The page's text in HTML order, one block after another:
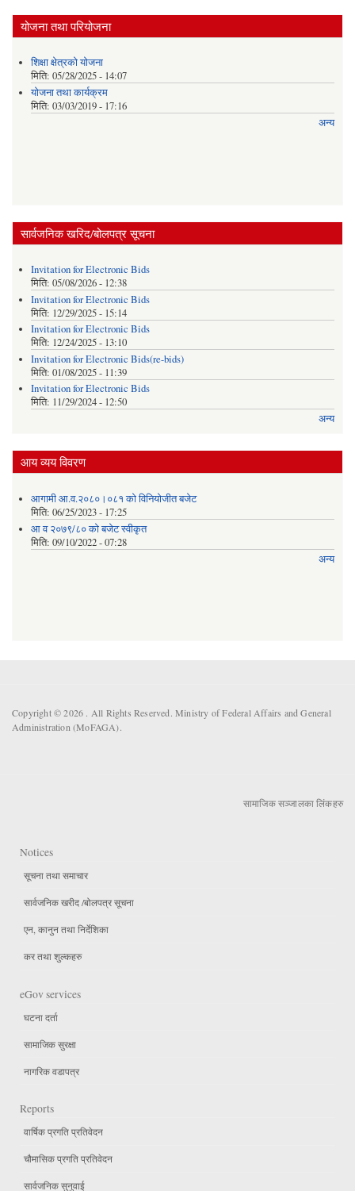
योजना तथा परियोजना
शिक्षा क्षेत्रकाे याेजना
मिति: 05/28/2025 - 14:07
याेजना तथा कार्यक्रम
मिति: 03/03/2019 - 17:16
अन्य
सार्वजनिक खरिद/बोलपत्र सूचना
Invitation for Electronic Bids
मिति: 05/08/2026 - 12:38
Invitation for Electronic Bids
मिति: 12/29/2025 - 15:14
Invitation for Electronic Bids
मिति: 12/24/2025 - 13:10
Invitation for Electronic Bids(re-bids)
मिति: 01/08/2025 - 11:39
Invitation for Electronic Bids
मिति: 11/29/2024 - 12:50
अन्य
आय व्यय विवरण
आगामी आ.व.२०८०।०८१ को विनियोजीत बजेट
मिति: 06/25/2023 - 17:25
आ व २०७९/८० को बजेट स्वीकृत
मिति: 09/10/2022 - 07:28
अन्य
Copyright © 2026 . All Rights Reserved. Ministry of Federal Affairs and General
Administration (MoFAGA).
सामाजिक सञ्जालका लिंकहरु
Notices
सूचना तथा समाचार
सार्वजनिक खरीद /बोलपत्र सूचना
एन, कानुन तथा निर्देशिका
कर तथा शुल्कहरु
eGov services
घटना दर्ता
सामाजिक सुरक्षा
नागरिक वडापत्र
Reports
वार्षिक प्रगति प्रतिवेदन
चौमासिक प्रगति प्रतिवेदन
सार्वजनिक सुनुवाई